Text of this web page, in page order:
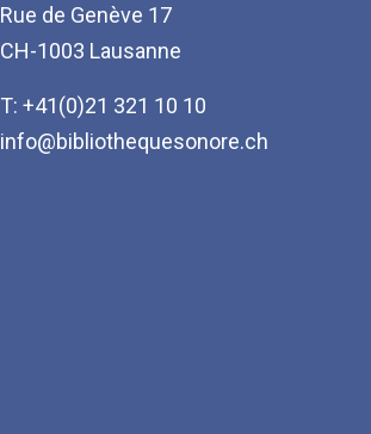
Rue de Genève 17
CH-1003 Lausanne
T: +41(0)21 321 10 10
info@bibliothequesonore.ch